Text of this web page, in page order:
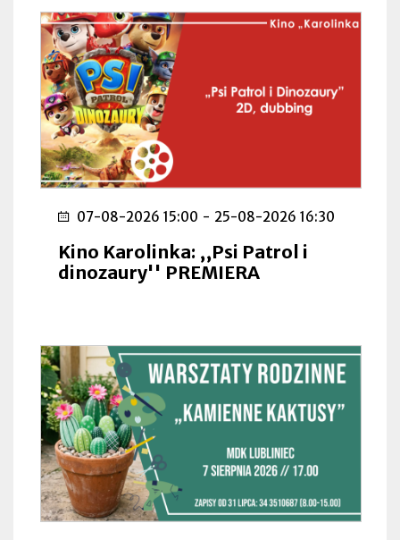
07-08-2026 15:00 - 25-08-2026 16:30
Kino Karolinka: ,,Psi Patrol i
dinozaury'' PREMIERA